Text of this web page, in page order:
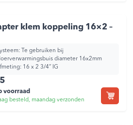
klem koppeling 16×2 –
Te gebruiken bij
diameter 16x2mm
16 x 2 3/4” IG
voorraad
besteld, maandag verzonden